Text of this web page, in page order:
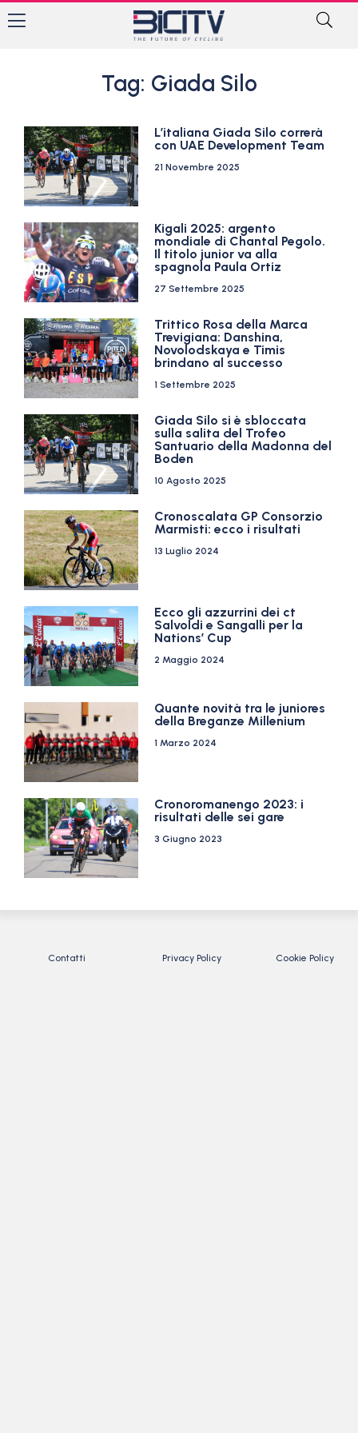
Tag: Giada Silo
L’italiana Giada Silo correrà
con UAE Development Team
21 Novembre 2025
Kigali 2025: argento
mondiale di Chantal Pegolo.
Il titolo junior va alla
spagnola Paula Ortiz
27 Settembre 2025
Trittico Rosa della Marca
Trevigiana: Danshina,
Novolodskaya e Timis
brindano al successo
1 Settembre 2025
Giada Silo si è sbloccata
sulla salita del Trofeo
Santuario della Madonna del
Boden
10 Agosto 2025
Cronoscalata GP Consorzio
Marmisti: ecco i risultati
13 Luglio 2024
Ecco gli azzurrini dei ct
Salvoldi e Sangalli per la
Nations’ Cup
2 Maggio 2024
Quante novità tra le juniores
della Breganze Millenium
1 Marzo 2024
Cronoromanengo 2023: i
risultati delle sei gare
3 Giugno 2023
Contatti Privacy Policy Cookie Policy